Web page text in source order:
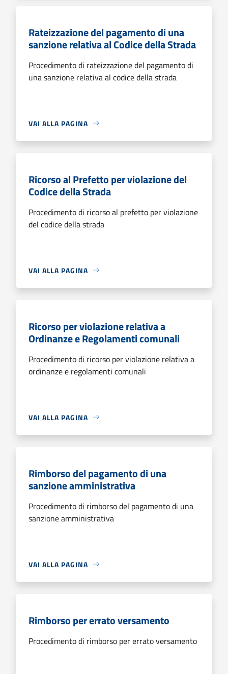
Rateizzazione del pagamento di una
sanzione relativa al Codice della Strada
Procedimento di rateizzazione del pagamento di
una sanzione relativa al codice della strada
VAI ALLA PAGINA
Ricorso al Prefetto per violazione del
Codice della Strada
Procedimento di ricorso al prefetto per violazione
del codice della strada
VAI ALLA PAGINA
Ricorso per violazione relativa a
Ordinanze e Regolamenti comunali
Procedimento di ricorso per violazione relativa a
ordinanze e regolamenti comunali
VAI ALLA PAGINA
Rimborso del pagamento di una
sanzione amministrativa
Procedimento di rimborso del pagamento di una
sanzione amministrativa
VAI ALLA PAGINA
Rimborso per errato versamento
Procedimento di rimborso per errato versamento